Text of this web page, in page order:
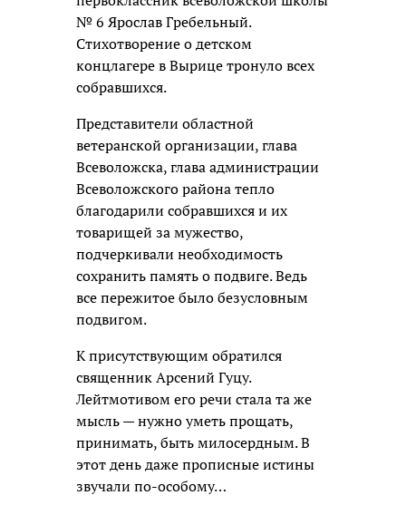
№ 6 Ярослав Гребельный.
Стихотворение о детском
концлагере в Вырице тронуло всех
собравшихся.
Представители областной
ветеранской организации, глава
Всеволожска, глава администрации
Всеволожского района тепло
благодарили собравшихся и их
товарищей за мужество,
подчеркивали необходимость
сохранить память о подвиге. Ведь
все пережитое было безусловным
подвигом.
К присутствующим обратился
священник Арсений Гуцу.
Лейтмотивом его речи стала та же
мысль — нужно уметь прощать,
принимать, быть милосердным. В
этот день даже прописные истины
звучали по-особому…